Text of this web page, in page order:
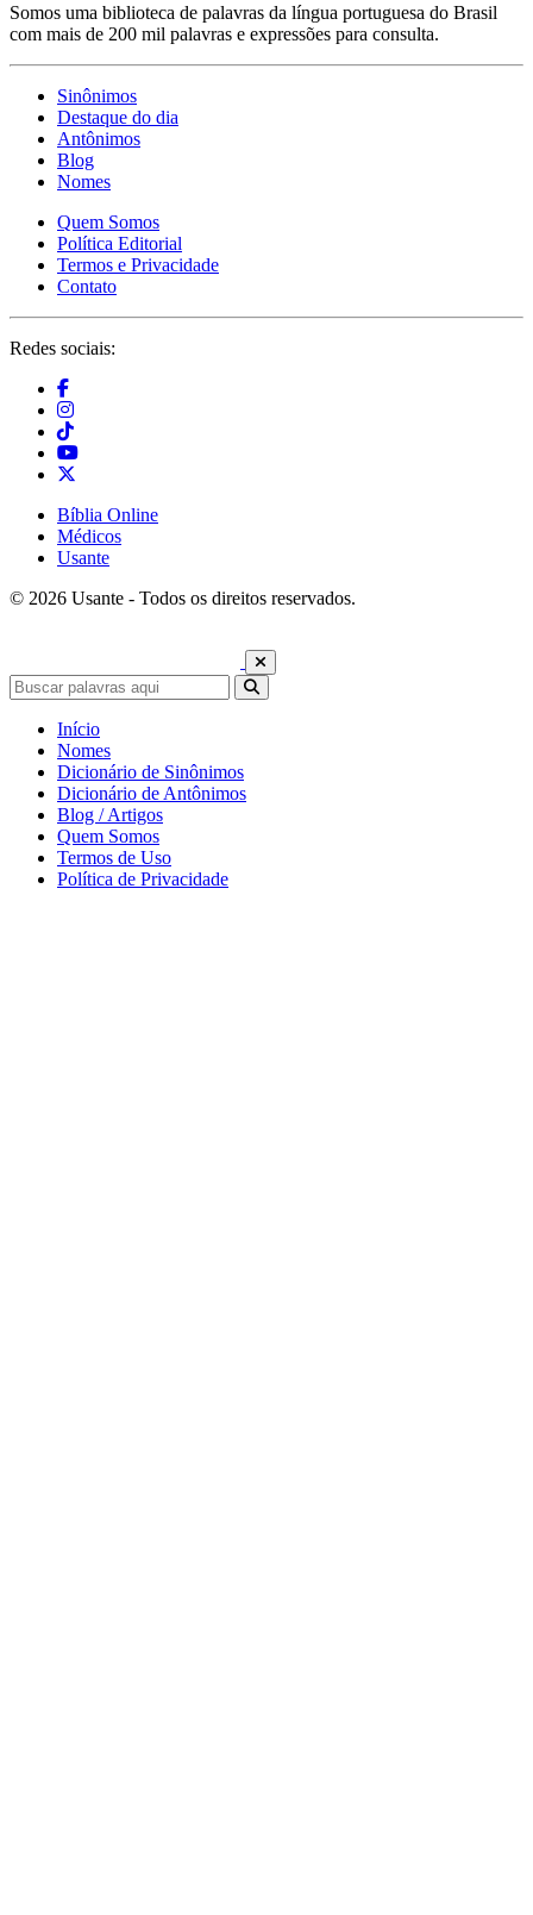
Somos uma biblioteca de palavras da língua portuguesa do Brasil
com mais de 200 mil palavras e expressões para consulta.
Sinônimos
Destaque do dia
Antônimos
Blog
Nomes
Quem Somos
Política Editorial
Termos e Privacidade
Contato
Redes sociais:
Bíblia Online
Médicos
Usante
© 2026 Usante - Todos os direitos reservados.
Início
Nomes
Dicionário de Sinônimos
Dicionário de Antônimos
Blog / Artigos
Quem Somos
Termos de Uso
Política de Privacidade